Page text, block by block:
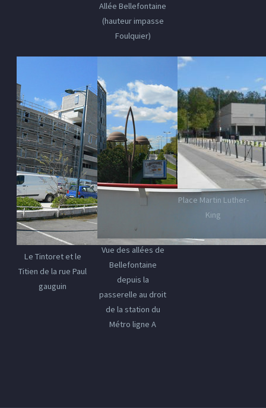
Allée Bellefontaine
(hauteur impasse
Foulquier)
Le Tintoret et le
Titien de la rue Paul
gauguin
Vue des allées de
Bellefontaine
depuis la
passerelle au droit
de la station du
Métro ligne A
Place Martin Luther-
King